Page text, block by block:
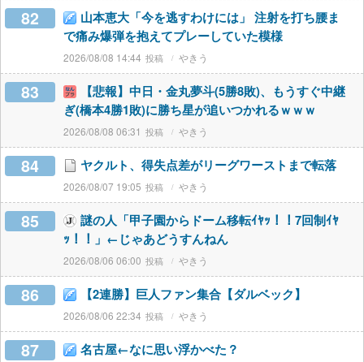
82
山本恵大「今を逃すわけには」 注射を打ち腰ま
で痛み爆弾を抱えてプレーしていた模様
2026/08/08 14:44 やきう
83
【悲報】中日・金丸夢斗(5勝8敗)、もうすぐ中継
ぎ(橋本4勝1敗)に勝ち星が追いつかれるｗｗｗ
2026/08/08 06:31 やきう
84 ヤクルト、得失点差がリーグワーストまで転落
2026/08/07 19:05 やきう
85
謎の人「甲子園からドーム移転ｲﾔｯ！！7回制ｲﾔ
ｯ！！」←じゃあどうすんねん
2026/08/06 06:00 やきう
86 【2連勝】巨人ファン集合【ダルベック】
2026/08/06 22:34 やきう
87 名古屋←なに思い浮かべた？